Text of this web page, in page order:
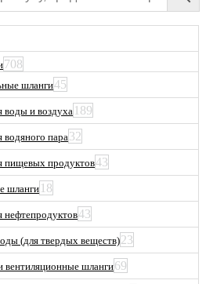
708
шланги45
воды и воздуха 189
водяного пара32
пищевых продуктов43
шланги 18
нефтепродуктов43
(для твердых веществ)23
вентиляционные шланги69